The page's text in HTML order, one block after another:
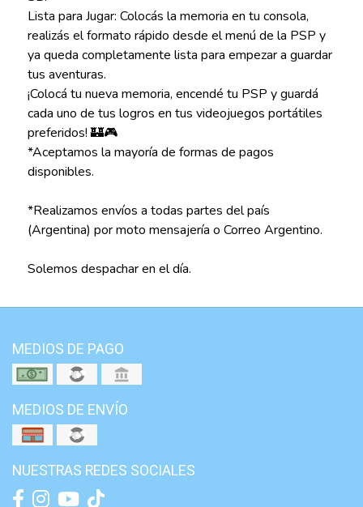
Lista para Jugar: Colocás la memoria en tu consola,
realizás el formato rápido desde el menú de la PSP y
ya queda completamente lista para empezar a guardar
tus aventuras.
¡Colocá tu nueva memoria, encendé tu PSP y guardá
cada uno de tus logros en tus videojuegos portátiles
preferidos! 🏰🎮
*Aceptamos la mayoría de formas de pagos
disponibles.
*Realizamos envíos a todas partes del país
(Argentina) por moto mensajería o Correo Argentino.
Solemos despachar en el día.
MEDIOS DE PAGO
MEDIOS DE ENVÍO
NUESTRAS REDES SOCIALES